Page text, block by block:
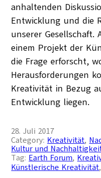
anhaltenden
Entwicklung und die
unserer Gesellschaft.
einem Projekt der
die Frage erforscht,
Herausforderungen
Kreativität in Bezug
Entwicklung liegen.
28. Juli 2017
Category: Kreativität,
Kultur und
Tag: Earth Forum,
Künstlerische Kreativität